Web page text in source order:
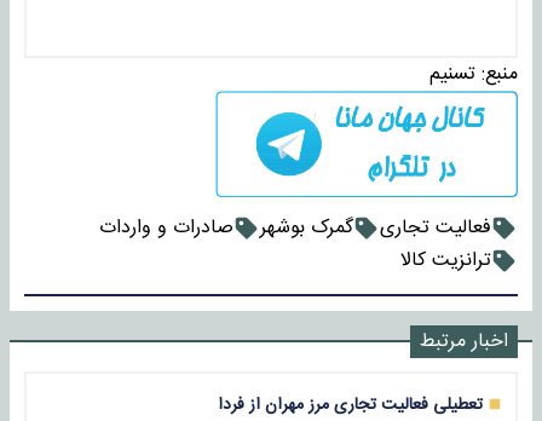
منبع:تسنیم
فعالیت تجاری گمرک بوشهر
صادرات و واردات
ترانزیت کالا
اخبار مرتبط
تعطیلی فعالیت تجاری مرز مهران از فردا